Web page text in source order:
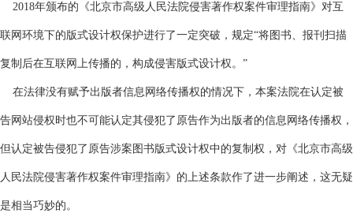
2018年颁布的《北京市高级人民法院侵害著作权案件审理指南》对互
联网环境下的版式设计权保护进行了一定突破，规定“将图书、报刊扫描
复制后在互联网上传播的，构成侵害版式设计权。”
在法律没有赋予出版者信息网络传播权的情况下，本案法院在认定被
告网站侵权时也不可能认定其侵犯了原告作为出版者的信息网络传播权，
但认定被告侵犯了原告涉案图书版式设计权中的复制权，对《北京市高级
人民法院侵害著作权案件审理指南》的上述条款作了进一步阐述，这无疑
是相当巧妙的。